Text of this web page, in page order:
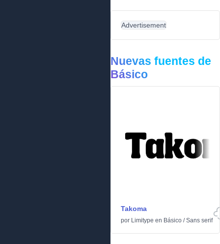
Advertisement
Nuevas fuentes de
Básico
Takoma
por Limitype en Básico /Sans serif